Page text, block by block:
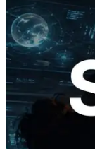
2026.05.24
Validators